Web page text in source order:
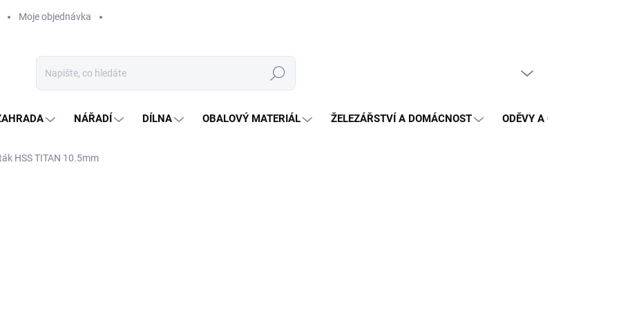
Moje objednávka
Hledat
NÁŘADÍ DÍLNA OBALOVÝ MATERIÁL ŽELEZÁŘSTVÍ A DOMÁCNOST ODĚVY A OCHRANA
HSS TITAN 10.5mm